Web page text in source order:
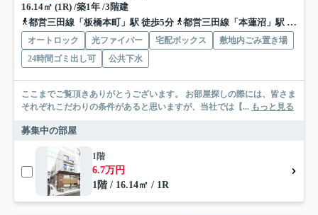
16.14㎡ (1R) /築1年 /3階建
都営三田線「板橋本町」駅 徒歩5分
都営三田線「本蓮沼」駅 徒歩7分
オートロック 光ファイバー 宅配ボックス
敷地内ごみ置き場
24時間ゴミ出し可
公共下水
ここまでご覧頂きありがとうございます。 お部屋探しの際には、皆さま
それぞれこだわりの条件があると思いますが、当社では【... もっと見る
募集中の部屋
1階
6.7万円
1階 / 16.14㎡ / 1R